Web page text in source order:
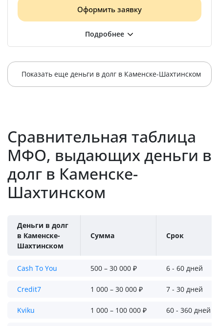
Оформить заявку
Показать еще деньги в долг в Каменске-Шахтинском
Сравнительная таблица
МФО, выдающих деньги в
долг в Каменске-
Шахтинском
Деньги в долг
в Каменске-
Шахтинском
Сумма Срок
Cash To You 500 – 30 000 ₽ 6 - 60 дней
Credit7 1 000 – 30 000 ₽ 7 - 30 дней
Kviku 1 000 – 100 000 ₽ 60 - 360 дней